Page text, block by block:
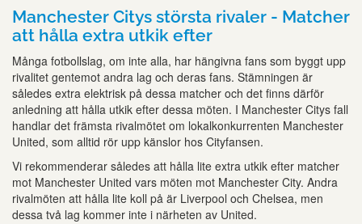
Manchester Citys största rivaler - Matcher
att hålla extra utkik efter
Många fotbollslag, om inte alla, har hängivna fans som byggt upp
rivalitet gentemot andra lag och deras fans. Stämningen är
således extra elektrisk på dessa matcher och det finns därför
anledning att hålla utkik efter dessa möten. I Manchester Citys fall
handlar det främsta rivalmötet om lokalkonkurrenten Manchester
United, som alltid rör upp känslor hos Cityfansen.
Vi rekommenderar således att hålla lite extra utkik efter matcher
mot Manchester United vars möten mot Manchester City. Andra
rivalmöten att hålla lite koll på är Liverpool och Chelsea, men
dessa två lag kommer inte i närheten av United.